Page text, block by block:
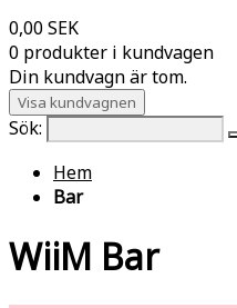
0,00 SEK
0 produkter i kundvagen
Din kundvagn är tom.
Visa kundvagnen
Sök:
Hem
Bar
WiiM Bar